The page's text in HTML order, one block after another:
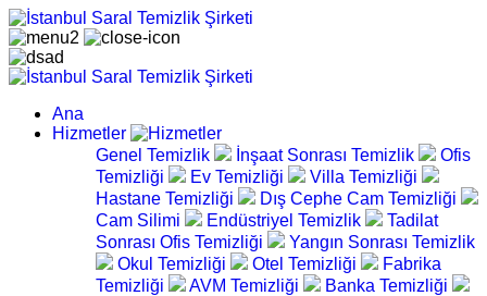
Ana
Hizmetler
Genel Temizlik
İnşaat Sonrası Temizlik
Ofis
Temizliği
Ev Temizliği
Villa Temizliği
Hastane Temizliği
Dış Cephe Cam Temizliği
Cam Silimi
Endüstriyel Temizlik
Tadilat
Sonrası Ofis Temizliği
Yangın Sonrası Temizlik
Okul Temizliği
Otel Temizliği
Fabrika
Temizliği
AVM Temizliği
Banka Temizliği